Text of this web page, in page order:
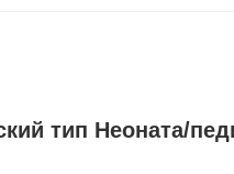
тип Неоната/